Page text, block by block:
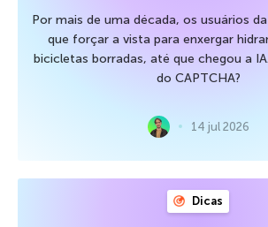
Por mais de uma década, os usuários
que forçar a vista para enxergar
bicicletas borradas, até que chegou a
do CAPTCHA?
14 jul 2026
Dicas